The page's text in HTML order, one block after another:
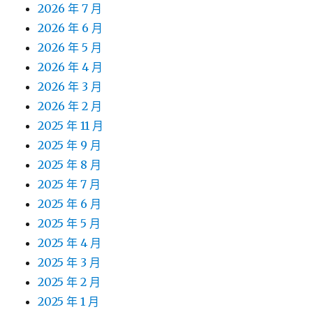
2026 年 7 月
2026 年 6 月
2026 年 5 月
2026 年 4 月
2026 年 3 月
2026 年 2 月
2025 年 11 月
2025 年 9 月
2025 年 8 月
2025 年 7 月
2025 年 6 月
2025 年 5 月
2025 年 4 月
2025 年 3 月
2025 年 2 月
2025 年 1 月